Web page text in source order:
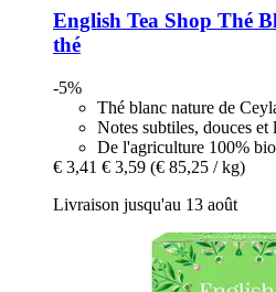
English Tea Shop Thé
thé
-5%
Thé blanc nature de
Notes subtiles, douces et
De l'agriculture 100%
€ 3,41 € 3,59 (€ 85,25 / kg)
Livraison jusqu'au 13 août